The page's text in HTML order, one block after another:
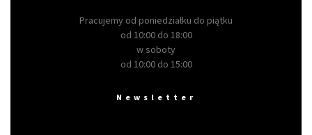
Pracujemy od poniedziałku do piątku
od 10:00 do 18:00
w soboty
od 10:00 do 15:00
Newsletter